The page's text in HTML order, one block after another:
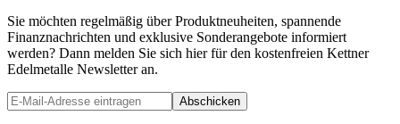
Sie möchten regelmäßig über Produktneuheiten, spannende
Finanznachrichten und exklusive Sonderangebote informiert
werden? Dann melden Sie sich hier für den kostenfreien Kettner
Edelmetalle Newsletter an.
Abschicken